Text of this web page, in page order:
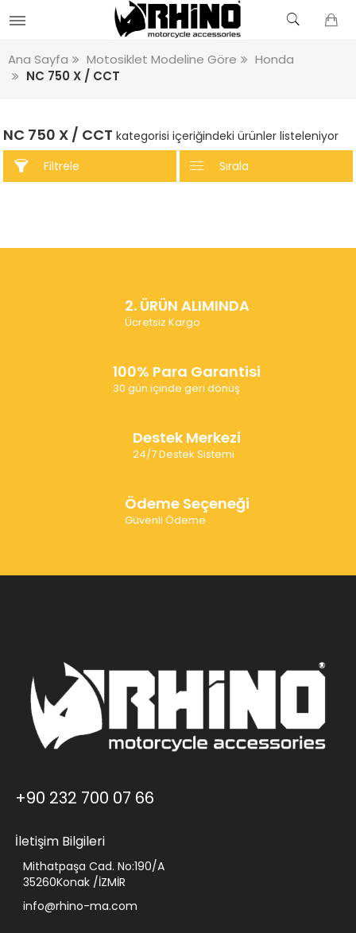
Ana Sayfa Motosiklet Modeline Göre
Honda
NC 750 X / CCT
NC 750 X / CCT kategorisi içeriğindeki ürünler listeleniyor
Filtrele
Sırala
2. ÜRÜN ALIMINDA
Ücretsiz Kargo
100% Para Garantisi
30 gün içinde geri dönüş
Destek Merkezi
24/7 Destek Sistemi
Ödeme Seçeneği
Güvenli Ödeme
+90 232 700 07 66
İletişim Bilgileri
Mithatpaşa Cad. No:190/A
35260Konak /İZMİR
info@rhino-ma.com